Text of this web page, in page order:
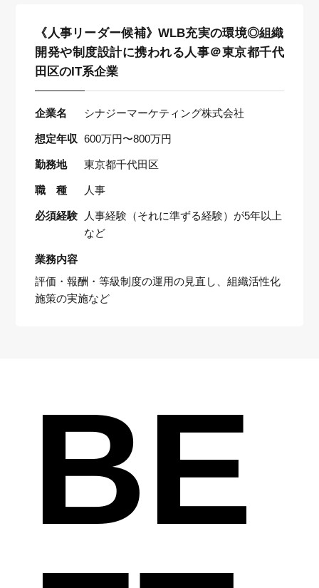
《人事リーダー候補》WLB充実の環境◎組織
開発や制度設計に携われる人事＠東京都千代
田区のIT系企業
企業名 シナジーマーケティング株式会社
想定年収 600万円〜800万円
勤務地 東京都千代田区
職 種 人事
必須経験
人事経験（それに準ずる経験）が5年以上
など
業務内容
評価・報酬・等級制度の運用の見直し、組織活性化
施策の実施など
BE